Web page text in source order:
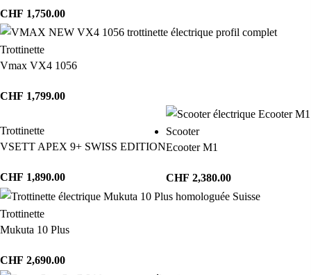
CHF 1,750.00
Trottinette
Vmax VX4 1056
CHF 1,799.00
Trottinette
VSETT APEX 9+ SWISS EDITION
CHF 1,890.00
Scooter
Ecooter M1
CHF 2,380.00
Trottinette
Mukuta 10 Plus
CHF 2,690.00